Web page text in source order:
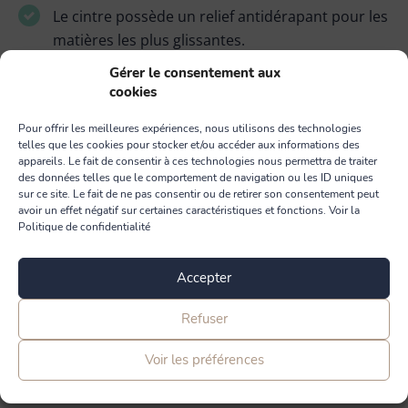
Gérer le consentement aux
cookies
Pour offrir les meilleures expériences, nous utilisons des technologies
telles que les cookies pour stocker et/ou accéder aux informations des
appareils. Le fait de consentir à ces technologies nous permettra de traiter
des données telles que le comportement de navigation ou les ID uniques
sur ce site. Le fait de ne pas consentir ou de retirer son consentement peut
avoir un effet négatif sur certaines caractéristiques et fonctions. Voir la
Politique de confidentialité
Accepter
Refuser
Voir les préférences
Le cintre possède un relief antidérapant pour les
matières les plus glissantes.
3 coloris disponibles : rose poudré, blanc ou
anthracite.
Ce lot possède 4 cintres.
Ce produit contient de l'élastomère, une matière technique reconnue
pour sa souplesse, sa solidité et ses qualités hygiéniques.
PME+ est le label des entreprises indépendantes françaises à taille
humaine, ayant des pratiques éthiques et responsables.
En savoir plus